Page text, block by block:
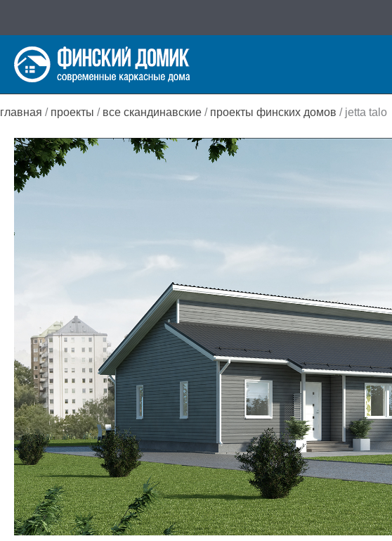
к
содержимому
главная / проекты / все скандинавские / проекты финских домов / jetta talo